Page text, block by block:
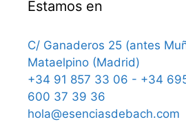
Estamos en
C/ Ganaderos 25 (antes
Mataelpino (Madrid)
+34 91 857 33 06 - +34
600 37 39 36
hola@esenciasdebach.com